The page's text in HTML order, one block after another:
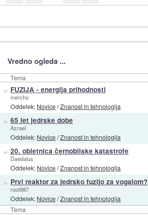
Vredno ogleda ...
Tema
Tema
» FUZIJA - energija prihodnosti
mercho
Oddelek: Novice/Znanost in tehnologija
» 65 let jedrske dobe
Azrael
Oddelek: Novice/Znanost in tehnologija
» 20. obletnica černobilske katastrofe
Daedalus
Oddelek: Novice/Znanost in tehnologija
» Prvi reaktor za jedrsko fuzijo za vogalom?
root987
Oddelek: Novice/Znanost in tehnologija